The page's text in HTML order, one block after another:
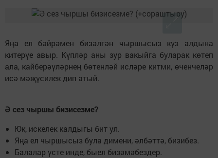
Яңа ел бәйрәмен бизәлгән чыршысыз күз алдына
китерүе авыр. Күпләр аны зур вакыйга буларак көтеп
ала, кайберәүләрнең бөтенләй исләре китми, өченчеләр
исә мәҗүсилек дип атый.
Ә сез чыршы бизисезме?
Юк, искелек калдыгы бит ул.
Яңа ел чыршысыз була димени, әлбәттә, бизибез.
Балалар үсте инде, быел бизәмәбездер.